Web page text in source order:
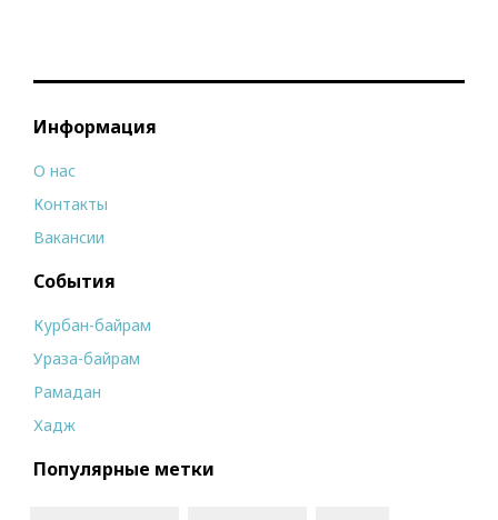
Информация
О нас
Контакты
Вакансии
События
Курбан-байрам
Ураза-байрам
Рамадан
Хадж
Популярные метки